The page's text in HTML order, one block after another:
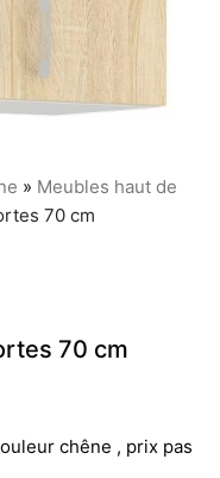
» Meubles haut de
70 cm
70 cm
chêne , prix pas